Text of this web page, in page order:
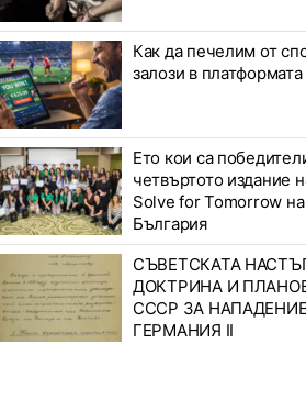
Как да печелим от
залози в
Ето кои са
четвъртото издание
Solve for Tomorrow
България
СЪВЕТСКАТА
ДОКТРИНА И
СССР ЗА
ГЕРМАНИЯ II